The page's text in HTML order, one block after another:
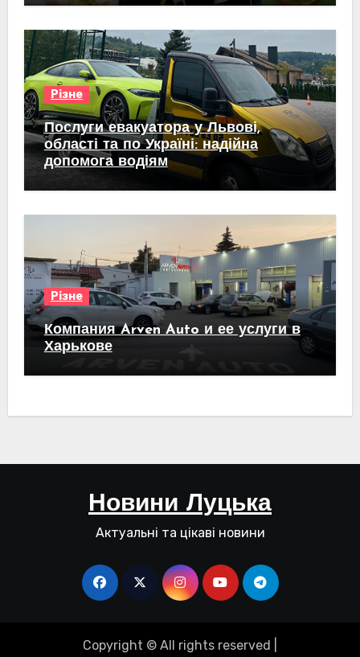
Різне
Послуги евакуатора у Львові,
області та по Україні: надійна
допомога водіям
Різне
Компания Arven Auto и ее услуги в
Харькове
Новини Луцька
Актуальні та цікаві новини
Copyright © All rights reserved